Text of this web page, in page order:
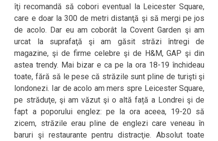
îţi recomandă să cobori eventual la Leicester Square,
care e doar la 300 de metri distanţă şi să mergi pe jos
de acolo. Dar eu am coborât la Covent Garden şi am
urcat la suprafaţă şi am găsit străzi întregi de
magazine, şi de firme celebre şi de H&M, GAP şi din
astea trendy. Mai bizar e ca pe la ora 18-19 închideau
toate, fără să le pese că străzile sunt pline de turişti şi
londonezi. Iar de acolo am mers spre Leicester Square,
pe străduţe, şi am văzut şi o altă față a Londrei şi de
fapt a poporului englez: pe la ora aceea, 19-20 să
zicem, străzile erau pline de englezi care veneau în
baruri şi restaurante pentru distracţie. Absolut toate